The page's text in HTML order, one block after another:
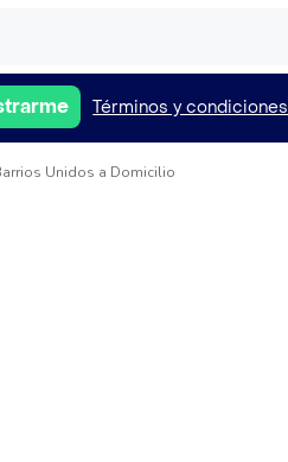
Términos y condiciones
Unidos a Domicilio